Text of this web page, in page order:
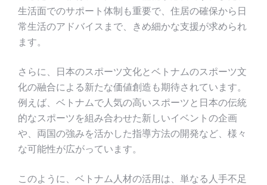
生活面でのサポート体制も重要で、住居の確保から日
常生活のアドバイスまで、きめ細かな支援が求められ
ます。
さらに、日本のスポーツ文化とベトナムのスポーツ文
化の融合による新たな価値創造も期待されています。
例えば、ベトナムで人気の高いスポーツと日本の伝統
的なスポーツを組み合わせた新しいイベントの企画
や、両国の強みを活かした指導方法の開発など、様々
な可能性が広がっています。
このように、ベトナム人材の活用は、単なる人手不足